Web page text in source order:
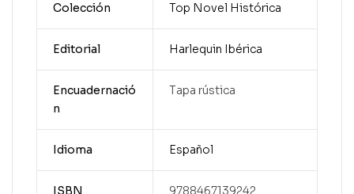
Colección Top Novel Histórica
Editorial Harlequin Ibérica
Encuadernació
n
Tapa rústica
Idioma Español